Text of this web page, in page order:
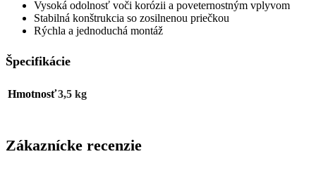
Vysoká odolnosť voči korózii a poveternostným vplyvom
Stabilná konštrukcia so zosilnenou priečkou
Rýchla a jednoduchá montáž
Špecifikácie
Hmotnosť3,5 kg
Zákaznícke recenzie